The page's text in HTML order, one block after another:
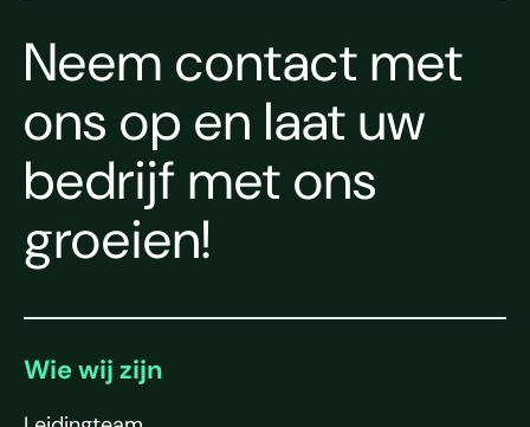
Neem contact met
ons op en laat uw
bedrijf met ons
groeien!
Wie wij zijn